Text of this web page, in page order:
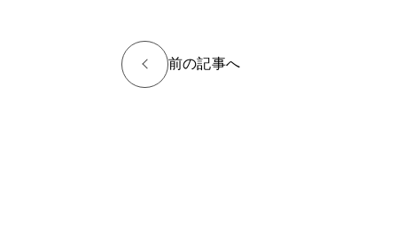
<
前の記事へ